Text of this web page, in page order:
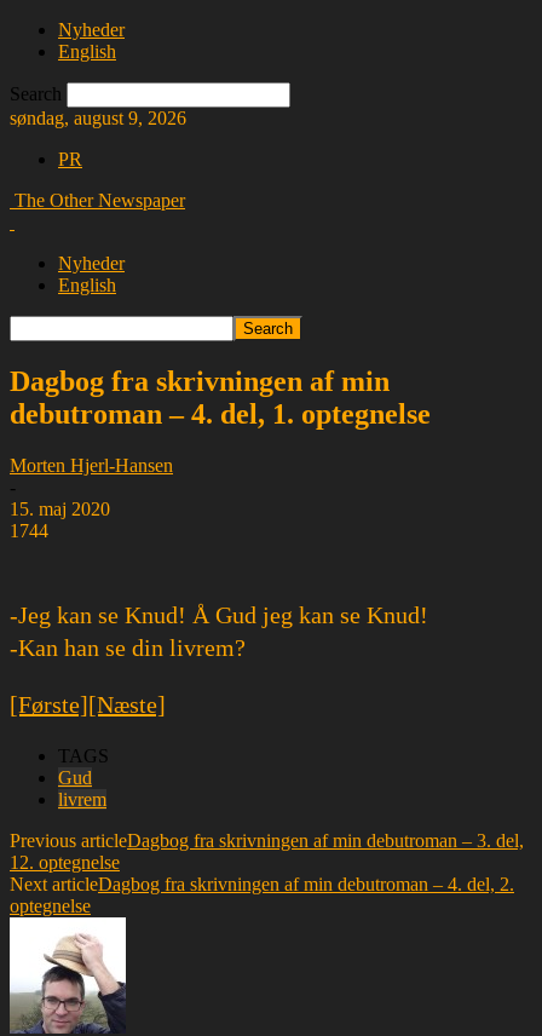
Nyheder
English
Search
søndag, august 9, 2026
PR
The Other Newspaper
Nyheder
English
Dagbog fra skrivningen af min
debutroman – 4. del, 1. optegnelse
Morten Hjerl-Hansen
-
15. maj 2020
1744
-Jeg kan se Knud! Å Gud jeg kan se Knud!
-Kan han se din livrem?
[Første][Næste]
TAGS
Gud
livrem
Previous articleDagbog fra skrivningen af min debutroman – 3. del,
12. optegnelse
Next articleDagbog fra skrivningen af min debutroman – 4. del, 2.
optegnelse